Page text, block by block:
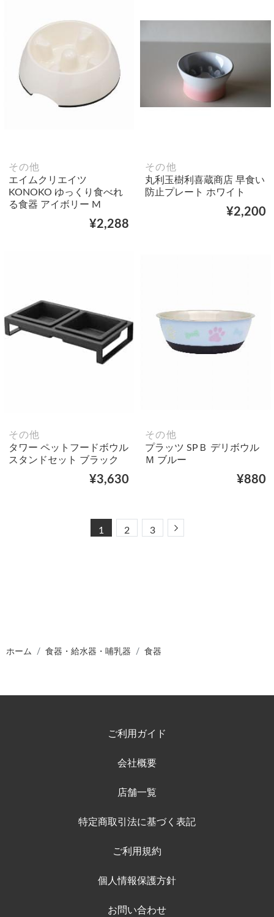
その他
エイムクリエイツ
KONOKO ゆっくり食べれ
る食器 アイボリー M
¥2,288
その他
丸利玉樹利喜蔵商店 早食い
防止プレート ホワイト
¥2,200
その他
タワー ペットフードボウル
スタンドセット ブラック
¥3,630
その他
プラッツ SPＢ デリボウル
Ｍ ブルー
¥880
1 2 3 Next
ホーム 食器・給水器・哺乳器 食器
ご利用ガイド
会社概要
店舗一覧
特定商取引法に基づく表記
ご利用規約
個人情報保護方針
お問い合わせ